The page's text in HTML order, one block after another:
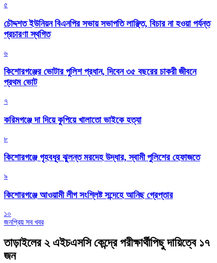
৫
চৌদ্দশত ইউনিয়ন বিএনপির সভায় সভাপতি লাঞ্ছিত, বিচার না হওয়া পর্যন্ত
প্রচারণা স্থগিত
৬
কিশোরগঞ্জের ভোটার পুলিশ প্রধান, দিবেন ৩৫ বছরের চাকরী জীবনে
প্রথম ভোট
৭
করিমগঞ্জে দা দিয়ে কুপিয়ে খালাতো ভাইকে হত্যা
৮
কিশোরগঞ্জে গৃহবধূর ঝুলন্ত মরদেহ উদ্ধার, স্বামী পুলিশের হেফাজতে
৯
কিশোরগঞ্জে আওয়ামী লীগ সংশ্লিষ্ট সন্দেহে আনিছ গ্রেপ্তার
১০
জনপ্রিয় সব খবর
তাড়াইলের ২ এইচএসসি কেন্দ্রে পরীক্ষার্থীপিছু দায়িত্বে ১৭
জন